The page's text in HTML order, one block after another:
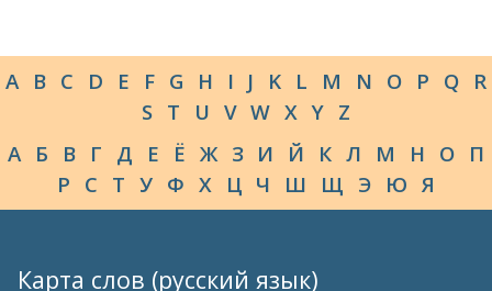
A B C D E F G H I J K L M N O P Q R
S T U V W X Y Z
А Б В Г Д Е Ё Ж З И Й К Л М Н О П
Р С Т У Ф Х Ц Ч Ш Щ Э Ю Я
Карта слов (русский язык)